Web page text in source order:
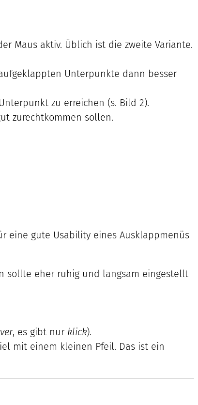
Maus aktiv. Üblich ist die zweite Variante.
Unterpunkte dann besser
zu erreichen (s. Bild 2).
zurechtkommen sollen.
eine gute Usability eines Ausklappmenüs
sollte eher ruhig und langsam eingestellt
, es gibt nur klick).
mit einem kleinen Pfeil. Das ist ein